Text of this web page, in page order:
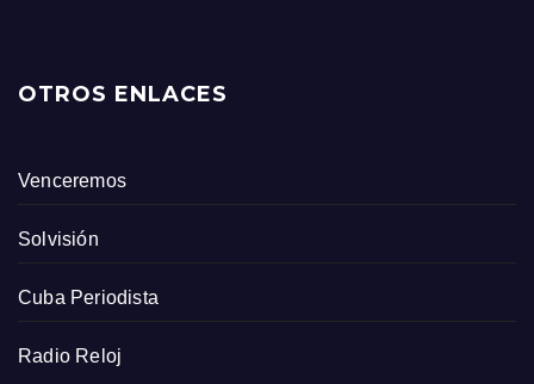
OTROS ENLACES
Venceremos
Solvisión
Cuba Periodista
Radio Reloj